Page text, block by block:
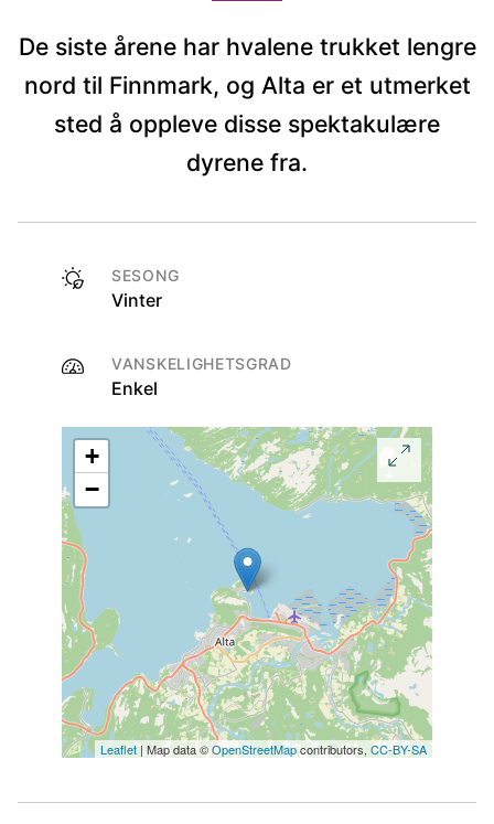
De siste årene har hvalene trukket lengre
nord til Finnmark, og Alta er et utmerket
sted å oppleve disse spektakulære
dyrene fra.
SESONG
Vinter
VANSKELIGHETSGRAD
Enkel
+
−
Leaflet | Map data ©OpenStreetMapcontributors, CC-BY-SA